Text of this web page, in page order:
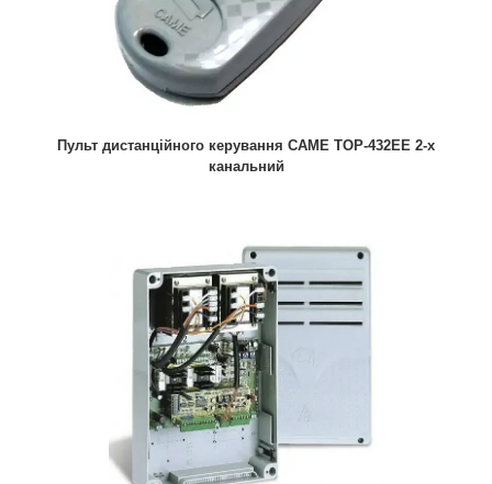
Пульт дистанційного керування CAME TOP-432EE 2-х
канальний